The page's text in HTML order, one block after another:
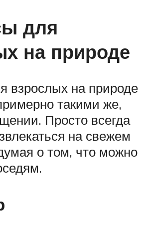
для
на природе
взрослых на природе
такими же,
Просто всегда
на свежем
о том, что можно